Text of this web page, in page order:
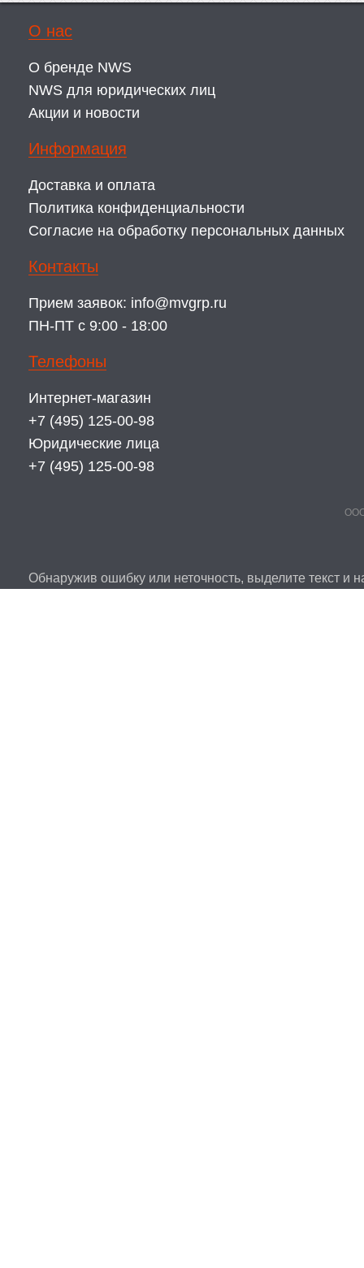
О нас
О бренде NWS
NWS для юридических лиц
Акции и новости
Информация
Доставка и оплата
Политика конфиденциальности
Согласие на обработку персональных данных
Контакты
Прием заявок: info@mvgrp.ru
ПН-ПТ с 9:00 - 18:00
Телефоны
Интернет-магазин
+7 (495) 125-00-98
Юридические лица
+7 (495) 125-00-98
ООО
Обнаружив ошибку или неточность, выделите текст и